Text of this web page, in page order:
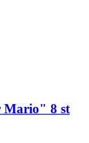
Mario" 8 st